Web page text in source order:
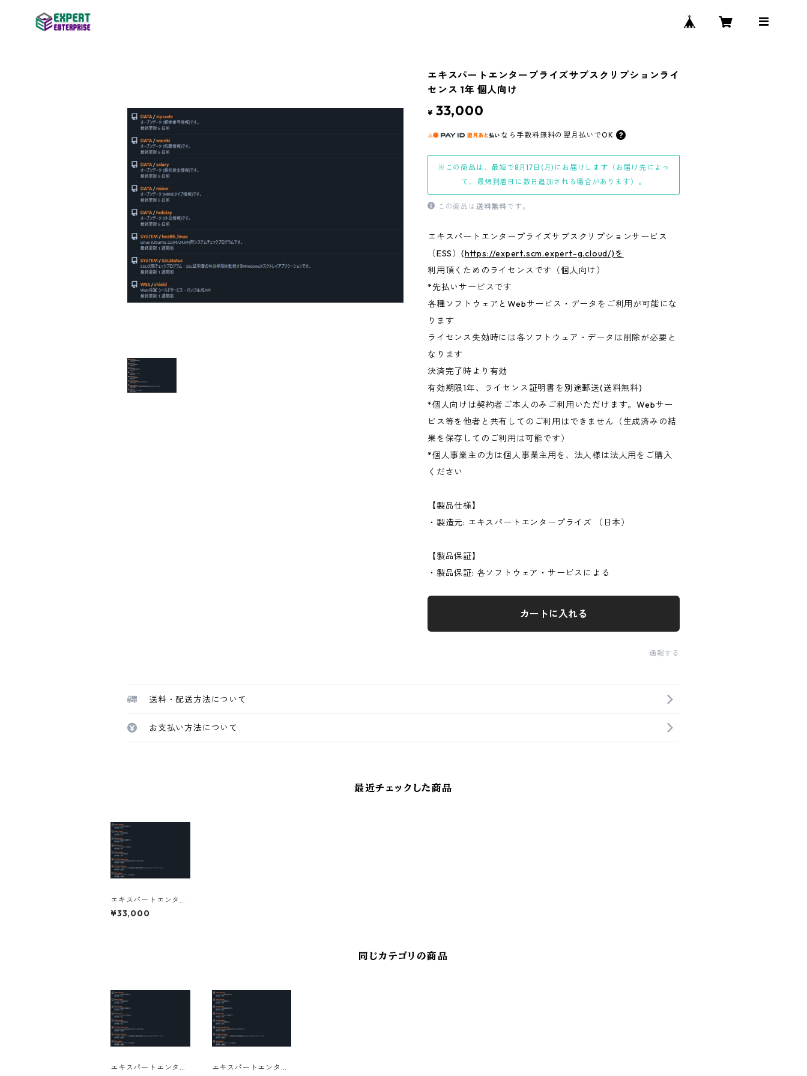
エキスパートエンタープライズサブスクリプションライ
センス 1年 個人向け
¥ 33,000
なら 手数料無料の 翌月払いでOK
※この商品は、最短で8月17日(月)にお届けします（お届け先によっ
て、最短到着日に数日追加される場合があります）。
この商品は送料無料です。
エキスパートエンタープライズサブスクリプションサービス
（ESS）(https://expert.scm.expert-g.cloud/)を
利用頂くためのライセンスです（個人向け）
*先払いサービスです
各種ソフトウェアとWebサービス・データをご利用が可能にな
ります
ライセンス失効時には各ソフトウェア・データは削除が必要と
なります
決済完了時より有効
有効期限1年、ライセンス証明書を別途郵送(送料無料)
*個人向けは契約者ご本人のみご利用いただけます。Webサー
ビス等を他者と共有してのご利用はできません（生成済みの結
果を保存してのご利用は可能です）
*個人事業主の方は個人事業主用を、法人様は法人用をご購入
ください
【製品仕様】
・製造元: エキスパートエンタープライズ （日本）
【製品保証】
・製品保証: 各ソフトウェア・サービスによる
カートに入れる
通報する
送料・配送方法について
お支払い方法について
最近チェックした商品
エキスパートエンター
プライズサブスクリプ
ションライセンス 1年
¥33,000
同じカテゴリの商品
エキスパートエンター
エキスパートエンター